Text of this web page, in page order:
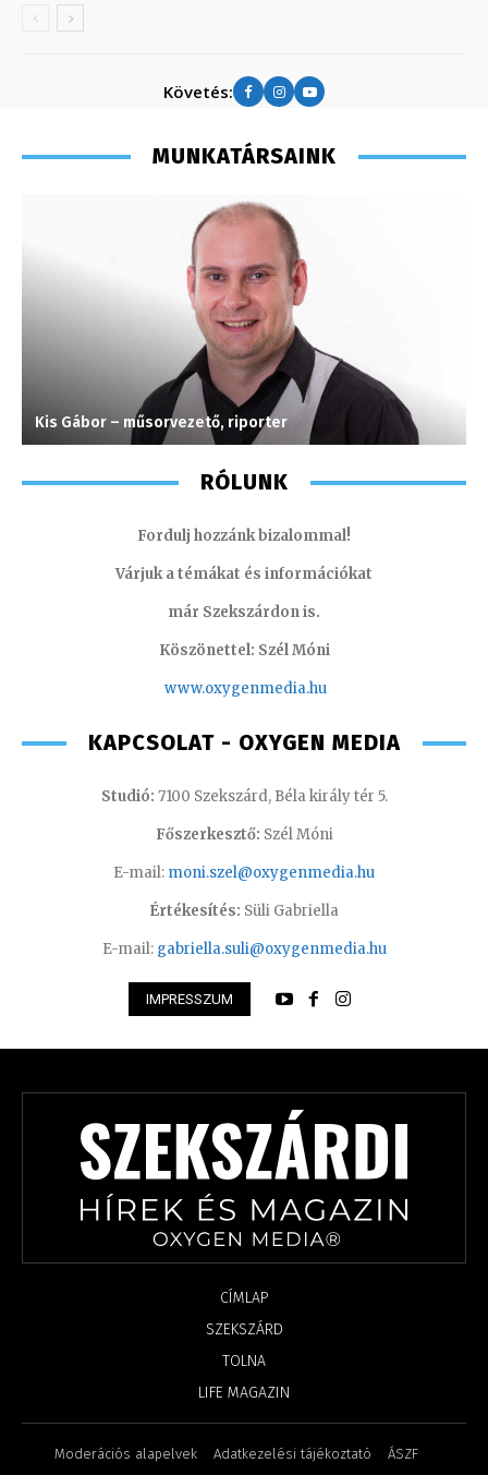
Követés:
MUNKATÁRSAINK
Kis Gábor – műsorvezető, riporter
RÓLUNK
Fordulj hozzánk bizalommal!
Várjuk a témákat és információkat
már Szekszárdon is.
Köszönettel: Szél Móni
www.oxygenmedia.hu
KAPCSOLAT - OXYGEN MEDIA
Studió: 7100 Szekszárd, Béla király tér 5.
Főszerkesztő: Szél Móni
E-mail: moni.szel@oxygenmedia.hu
Értékesítés: Süli Gabriella
E-mail: gabriella.suli@oxygenmedia.hu
IMPRESSZUM
CÍMLAP
SZEKSZÁRD
TOLNA
LIFE MAGAZIN
Moderációs alapelvek Adatkezelési tájékoztató
ÁSZF